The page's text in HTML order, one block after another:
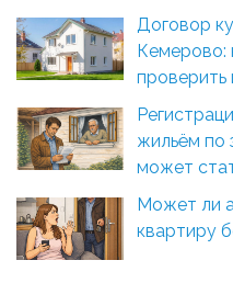
Договор
Кемерово:
проверить
жильём по
может
Может ли
квартиру